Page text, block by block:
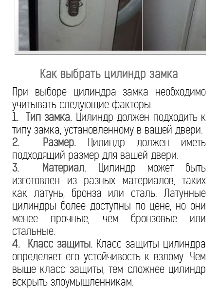
Как выбрать цилиндр замка
При выборе цилиндра замка необходимо
учитывать следующие факторы.
1. Тип замка. Цилиндр должен подходить к
типу замка, установленному в вашей двери.
2. Размер. Цилиндр должен иметь
подходящий размер для вашей двери.
3. Материал. Цилиндр может быть
изготовлен из разных материалов, таких
как латунь, бронза или сталь. Латунные
цилиндры более доступны по цене, но они
менее прочные, чем бронзовые или
стальные.
4. Класс защиты. Класс защиты цилиндра
определяет его устойчивость к взлому. Чем
выше класс защиты, тем сложнее цилиндр
вскрыть злоумышленникам.